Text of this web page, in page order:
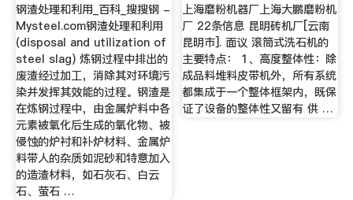
钢渣处理和利用_百科_搜搜钢 -
Mysteel.com钢渣处理和利用
(disposal and utilization of
steel slag) 炼钢过程中排出的
废渣经过加工，消除其对环境污
染并发挥其效能的过程。钢渣是
在炼钢过程中，由金属炉料中各
元素被氧化后生成的氧化物、被
侵蚀的炉衬和补炉材料、金属炉
料带人的杂质如泥砂和特意加入
的造渣材料，如石灰石、白云
石、萤石 …
上海磨粉机器厂上海大鹏磨粉机
厂 22条信息 昆明砖机厂[云南
昆明市]. 面议 滚筒式洗石机的
主要特点： 1、高度整体性：除
成品料堆料皮带机外，所有系统
都集成于一个整体框架内，既保
证了设备的整体性又留有 供 …